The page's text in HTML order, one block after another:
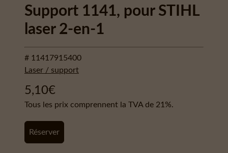
Support 1141, pour STIHL
laser 2-en-1
# 11417915400
Laser / support
5,10€
Tous les prix comprennent la TVA de 21%.
Réserver